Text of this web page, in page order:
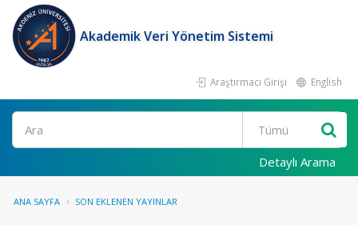
Akademik Veri Yönetim Sistemi
Araştırmacı Girişi English
Ara
Detaylı Arama
ANA SAYFA SON EKLENEN YAYINLAR